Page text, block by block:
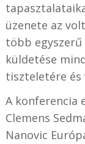
üzenete az
több egyszerű
küldetése
tiszteletére és
A konferencia
Clemens
Nanovic